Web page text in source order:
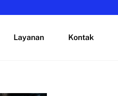
Layanan Kontak